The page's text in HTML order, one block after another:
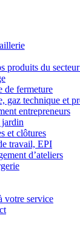
produits du
de fermeture
gaz technique et
entrepreneurs
jardin
et clôtures
travail, EPI
d’ateliers
votre service